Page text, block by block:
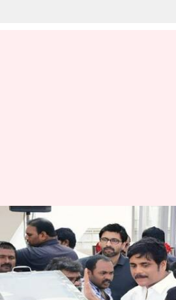
RIP
ఆత్మకు శాంతి
మోదీ, చిరంజీవితో
రాజకీయ